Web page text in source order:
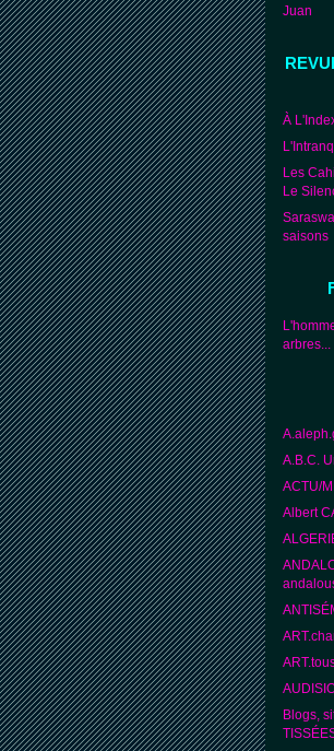
Juan
À
Les
Le
saisons
arbres...
A.B.C.
ACTU/
Albert
Blogs,